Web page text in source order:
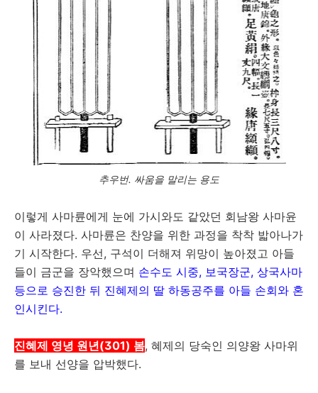
추우번. 싸움을 말리는 용도
이렇게 사마륜에게 눈에 가시와도 같았던 회남왕 사마윤
이 사라졌다. 사마륜은 찬양을 위한 과정을 착착 밟아나가
기 시작한다. 우선, 구석이 더해져 위망이 높아졌고 아들
들이 금군을 장악했으며 손수도 시중, 보국장군, 상국사마
등으로 승진한 뒤 진혜제의 딸 하동공주를 아들 손회와 혼
인시킨다.
진혜제 영녕 원년(301) 봄, 혜제의 당숙인 의양왕 사마위
를 보내 선양을 압박했다.